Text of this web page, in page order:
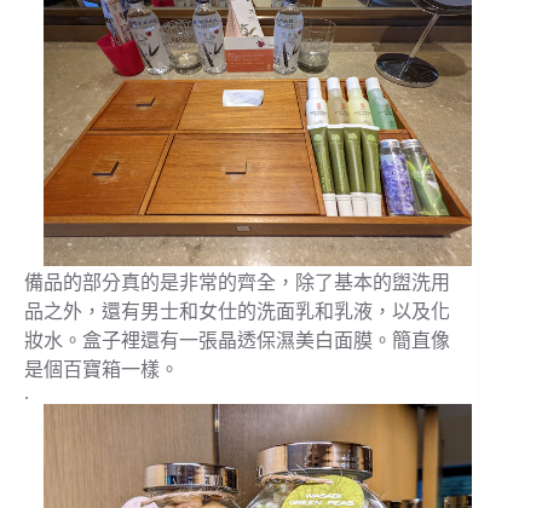
備品的部分真的是非常的齊全，除了基本的盥洗用
品之外，還有男士和女仕的洗面乳和乳液，以及化
妝水。盒子裡還有一張晶透保濕美白面膜。簡直像
是個百寶箱一樣。
.